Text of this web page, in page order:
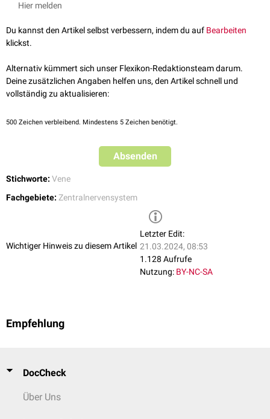
Hier melden
Du kannst den Artikel selbst verbessern, indem du auf Bearbeiten
klickst.
Alternativ kümmert sich unser Flexikon-Redaktionsteam darum.
Deine zusätzlichen Angaben helfen uns, den Artikel schnell und
vollständig zu aktualisieren:
500 Zeichen verbleibend. Mindestens 5 Zeichen benötigt.
Absenden
Stichworte: Vene
Fachgebiete: Zentralnervensystem
Wichtiger Hinweis zu diesem Artikel
Letzter Edit:
21.03.2024, 08:53
1.128 Aufrufe
Nutzung: BY-NC-SA
Empfehlung
DocCheck
Über Uns